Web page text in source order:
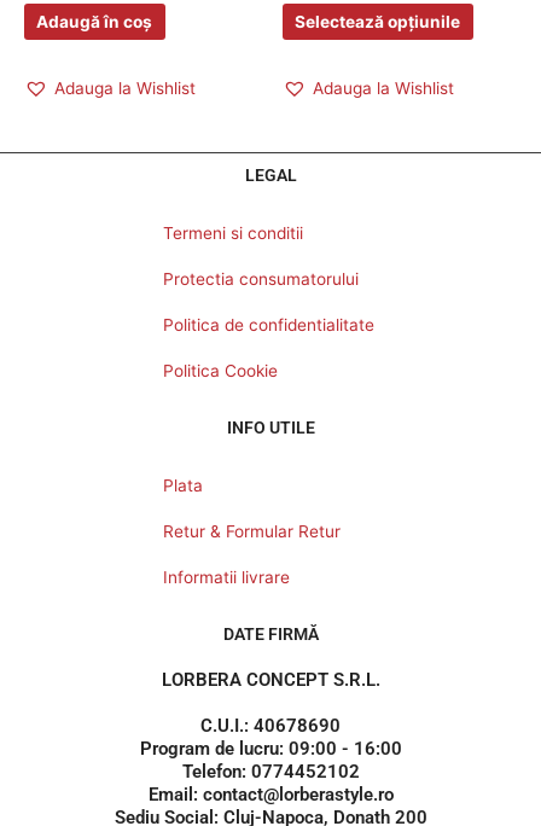
Adaugă în coș
Adauga la Wishlist
Selectează opțiunile
Adauga la Wishlist
LEGAL
Termeni si conditii
Protectia consumatorului
Politica de confidentialitate
Politica Cookie
INFO UTILE
Plata
Retur & Formular Retur
Informatii livrare
DATE FIRMĂ
LORBERA CONCEPT S.R.L.
C.U.I.: 40678690
Program de lucru: 09:00 - 16:00
Telefon: 0774452102
Email: contact@lorberastyle.ro
Sediu Social: Cluj-Napoca, Donath 200